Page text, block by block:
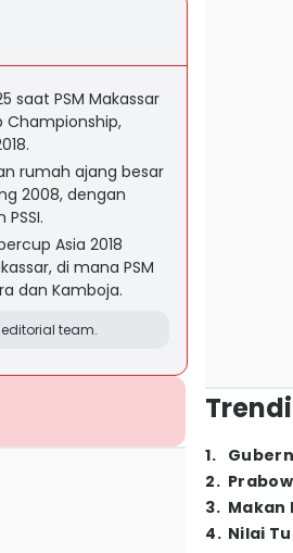
saat PSM Makassar
Championship,
rumah ajang besar
2008, dengan
Asia 2018
di mana PSM
dan Kamboja.
team.
1.
2.
3. Makan
4. Nilai